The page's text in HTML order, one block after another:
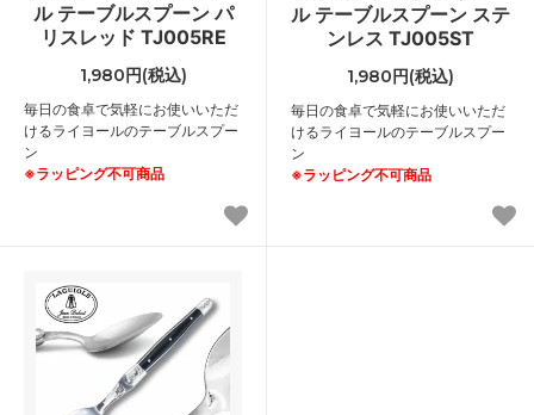
ル テーブルスプーン パ
リスレッド TJ005RE
1,980円(税込)
毎日の食卓で気軽にお使いいただ
けるライヨールのテーブルスプー
ン
※ラッピング不可商品
ル テーブルスプーン ステ
ンレス TJ005ST
1,980円(税込)
毎日の食卓で気軽にお使いいただ
けるライヨールのテーブルスプー
ン
※ラッピング不可商品